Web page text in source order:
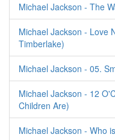
Michael Jackson - The
Michael Jackson - Love
Timberlake)
Michael Jackson - 05.
Michael Jackson - 12
Children Are)
Michael Jackson - Who